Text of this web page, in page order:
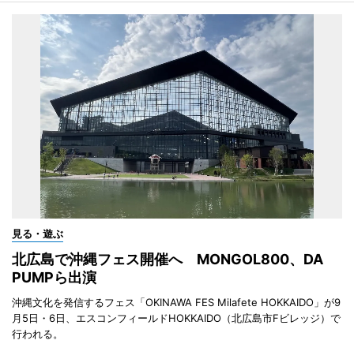
見る・遊ぶ
北広島で沖縄フェス開催へ MONGOL800、DA
PUMPら出演
沖縄文化を発信するフェス「OKINAWA FES Milafete HOKKAIDO」が9
月5日・6日、エスコンフィールドHOKKAIDO（北広島市Fビレッジ）で
行われる。